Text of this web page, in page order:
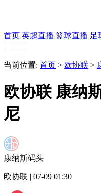
首页 英超直播 篮球直播 足
当前位置: 首页 > 欧协联 >
欧协联 康纳
尼
康纳斯码头
欧协联 | 07-09 01:30